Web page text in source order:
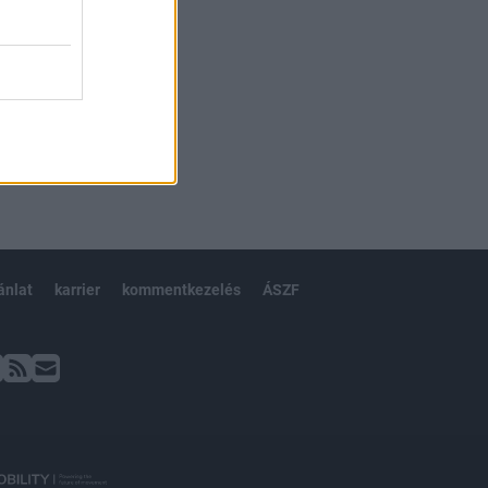
karrier kommentkezelés ÁSZF